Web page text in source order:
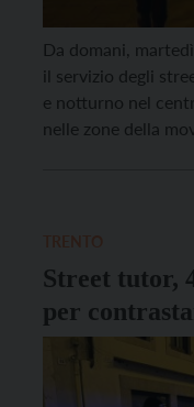
Da domani,
il servizio degli
e notturno nel
nelle zone della
Street tutor,
per